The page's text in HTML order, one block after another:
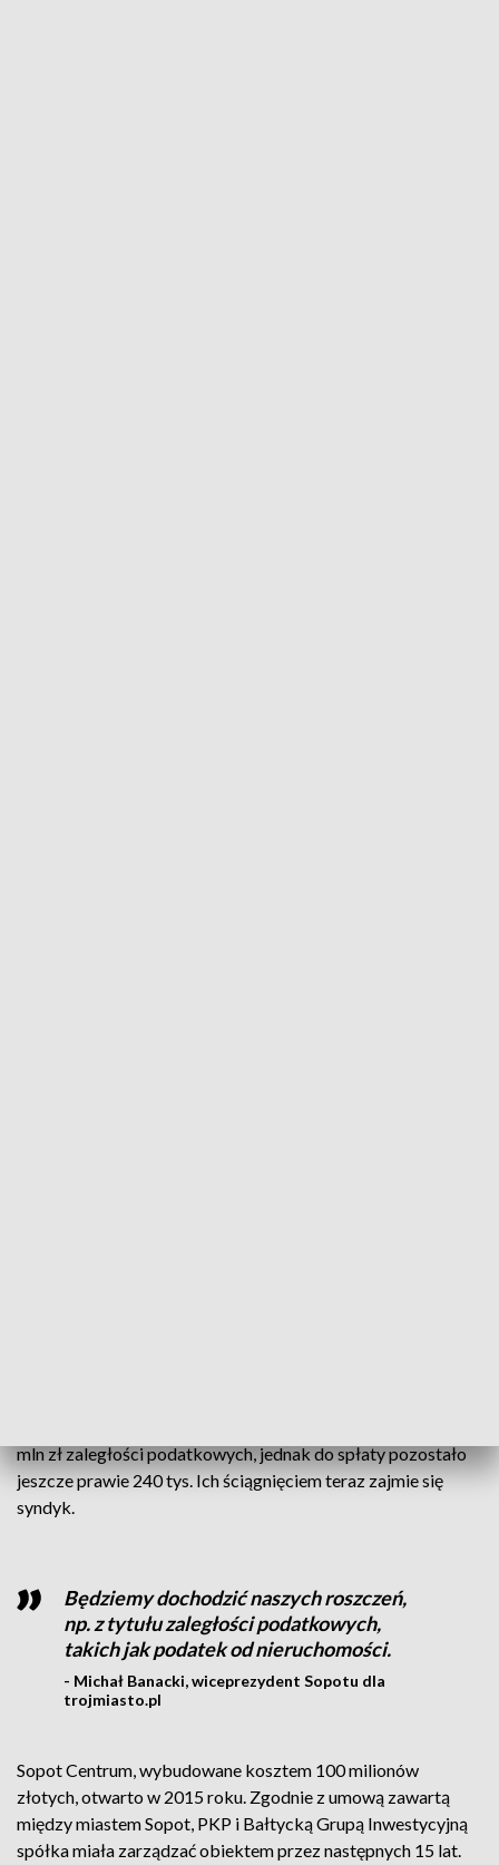
mln zł zaległości podatkowych, jednak do spłaty pozostało
jeszcze prawie 240 tys. Ich ściągnięciem teraz zajmie się
syndyk.
Będziemy dochodzić naszych roszczeń,
np. z tytułu zaległości podatkowych,
takich jak podatek od nieruchomości.
- Michał Banacki, wiceprezydent Sopotu dla
trojmiasto.pl
Sopot Centrum, wybudowane kosztem 100 milionów
złotych, otwarto w 2015 roku. Zgodnie z umową zawartą
między miastem Sopot, PKP i Bałtycką Grupą Inwestycyjną
spółka miała zarządzać obiektem przez następnych 15 lat.